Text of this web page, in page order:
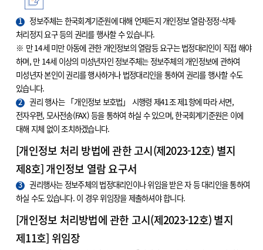
1
정보주체는 한국회계기준원에 대해 언제든지 개인정보 열람·정정·삭제·
처리정지 요구 등의 권리를 행사할 수 있습니다.
※ 만 14세 미만 아동에 관한 개인정보의 열람등 요구는 법정대리인이 직접 해야
하며, 만 14세 이상의 미성년자인 정보주체는 정보주체의 개인정보에 관하여
미성년자 본인이 권리를 행사하거나 법정대리인을 통하여 권리를 행사할 수도
있습니다.
2
권리 행사는 「개인정보 보호법」 시행령 제41조 제1항에 따라 서면,
전자우편, 모사전송(FAX) 등을 통하여 하실 수 있으며, 한국회계기준원은 이에
대해 지체 없이 조치하겠습니다.
[개인정보 처리 방법에 관한 고시(제2023-12호) 별지
제8호] 개인정보 열람 요구서
3
권리행사는 정보주체의 법정대리인이나 위임을 받은 자 등 대리인을 통하여
하실 수도 있습니다. 이 경우 위임장을 제출하셔야 합니다.
[개인정보 처리방법에 관한 고시(제2023-12호) 별지
제11호] 위임장